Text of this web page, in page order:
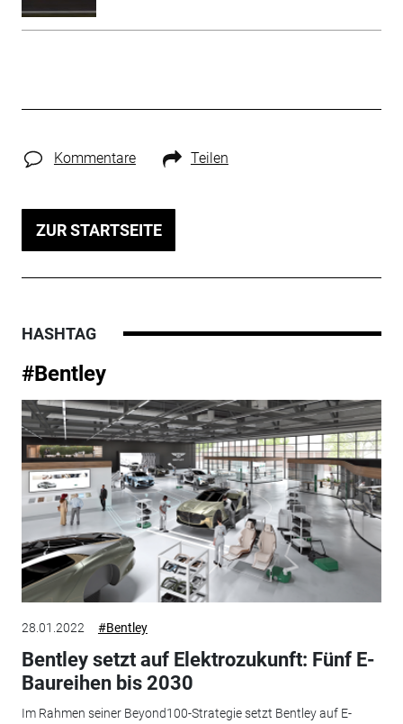
Kommentare Teilen
ZUR STARTSEITE
HASHTAG
#Bentley
28.01.2022 #Bentley
Bentley setzt auf Elektrozukunft: Fünf E-
Baureihen bis 2030
Im Rahmen seiner Beyond100-Strategie setzt Bentley auf E-